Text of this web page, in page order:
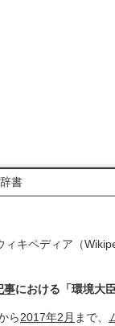
書
ィキペディア（
事における「環境大
ら2017年2月 まで、